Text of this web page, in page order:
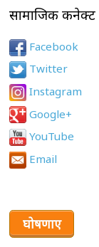
सामाजिक कनेक्ट
Facebook
Twitter
Instagram
Google+
YouTube
Email
घोषणाए